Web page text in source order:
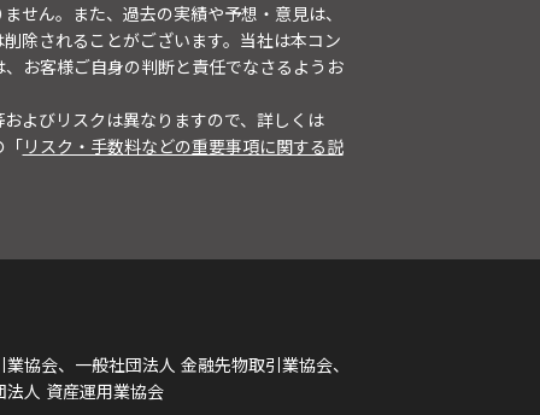
せん。また、過去の実績や予想・意見は、
除されることがございます。当社は本コン
お客様ご自身の判断と責任でなさるようお
よびリスクは異なりますので、詳しくは
「リスク・手数料などの重要事項に関する説
協会、一般社団法人 金融先物取引業協会、
人 資産運用業協会